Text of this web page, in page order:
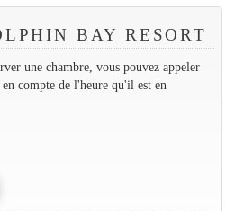
BAY RESORT
une chambre, vous pouvez appeler
compte de l'heure qu'il est en